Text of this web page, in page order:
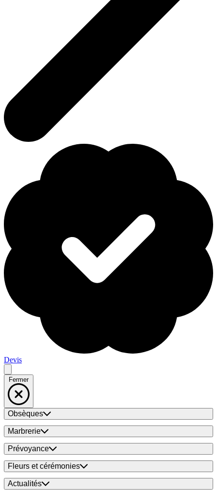
Devis
Fermer
Obsèques
Marbrerie
Prévoyance
Fleurs et cérémonies
Actualités